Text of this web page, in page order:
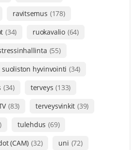
ravitsemus (178)
(34) ruokavalio (64)
(55)
suoliston hyvinvointi (34)
(34) terveys (133)
(83) terveysvinkit (39)
tulehdus (69)
(CAM) (32) uni (72)